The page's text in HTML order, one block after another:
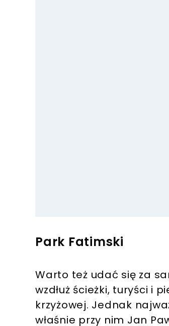
Park Fatimski
Warto też udać się za
wzdłuż ścieżki, turyści i
krzyżowej. Jednak
właśnie przy nim Jan